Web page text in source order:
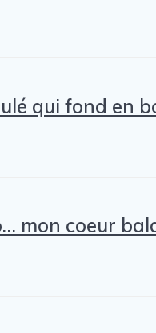
qui fond en
mon coeur